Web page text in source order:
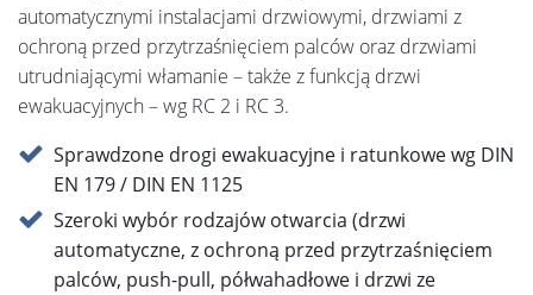
automatycznymi instalacjami drzwiowymi, drzwiami z
ochroną przed przytrzaśnięciem palców oraz drzwiami
utrudniającymi włamanie – także z funkcją drzwi
ewakuacyjnych – wg RC 2 i RC 3.
Sprawdzone drogi ewakuacyjne i ratunkowe wg DIN
EN 179 / DIN EN 1125
Szeroki wybór rodzajów otwarcia (drzwi
automatyczne, z ochroną przed przytrzaśnięciem
palców, push-pull, półwahadłowe i drzwi ze